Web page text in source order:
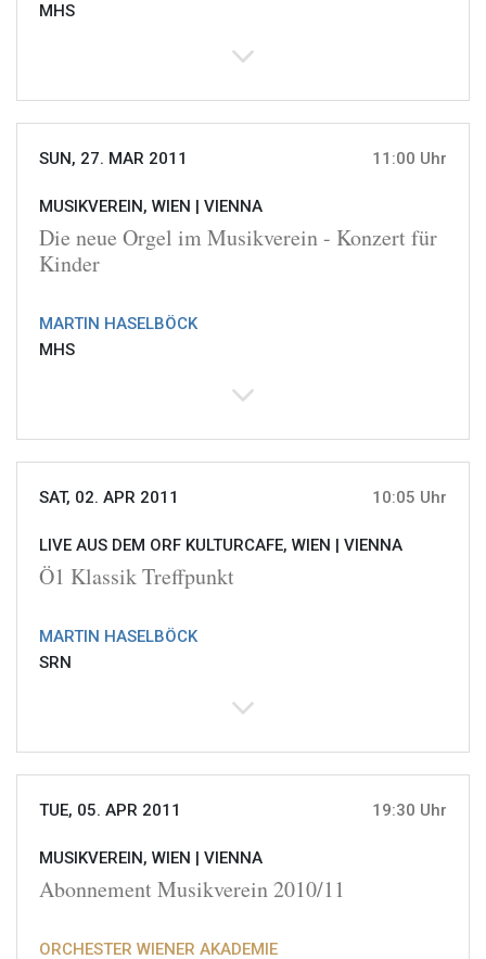
MHS
SUN, 27. MAR 2011 11:00 Uhr
MUSIKVEREIN, WIEN | VIENNA
Die neue Orgel im Musikverein - Konzert für
Kinder
MARTIN HASELBÖCK
MHS
SAT, 02. APR 2011 10:05 Uhr
LIVE AUS DEM ORF KULTURCAFE, WIEN | VIENNA
Ö1 Klassik Treffpunkt
MARTIN HASELBÖCK
SRN
TUE, 05. APR 2011 19:30 Uhr
MUSIKVEREIN, WIEN | VIENNA
Abonnement Musikverein 2010/11
ORCHESTER WIENER AKADEMIE